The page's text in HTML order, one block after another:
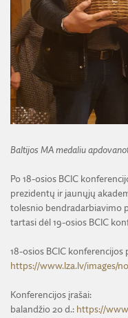
Baltijos MA medaliu
Po 18-osios BCIC
prezidentų ir jaunųjų
tolesnio bendradarbiavimo
tartasi dėl 19-osios BCIC
18-osios BCIC konferencijos
https://www.lza.lv/images/
Konferencijos įrašai:
balandžio 20 d.: https://